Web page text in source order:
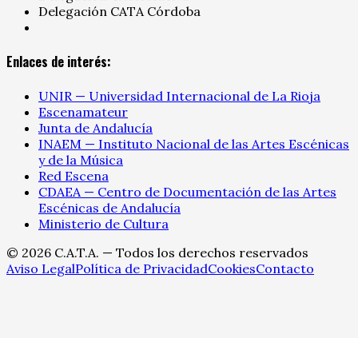
Delegación CATA Córdoba
Enlaces de interés:
UNIR — Universidad Internacional de La Rioja
Escenamateur
Junta de Andalucía
INAEM — Instituto Nacional de las Artes Escénicas
y de la Música
Red Escena
CDAEA — Centro de Documentación de las Artes
Escénicas de Andalucía
Ministerio de Cultura
© 2026 C.A.T.A. — Todos los derechos reservados
Aviso LegalPolítica de PrivacidadCookiesContacto